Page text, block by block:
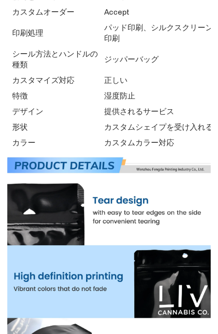
カスタムオーダー
Accept
印刷処理
パッド印刷、シルクスクリーン
印刷
シール方法とハンドルの
種類
ジッパーバッグ
カスタマイズ対応
正しい
特徴
湿度防止
デザイン
提供されるサービス
形状
カスタムシェイプを受け入れる
カラー
カスタムカラー対応